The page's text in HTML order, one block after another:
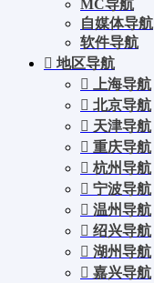
MC导航
自媒体导航
软件导航
地区导航
上海导航
北京导航
天津导航
重庆导航
杭州导航
宁波导航
温州导航
绍兴导航
湖州导航
嘉兴导航